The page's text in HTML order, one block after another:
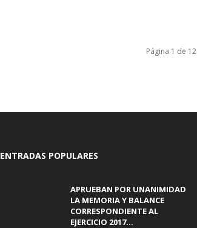
Página 1 de 12
ENTRADAS POPULARES
APRUEBAN POR UNANIMIDAD
LA MEMORIA Y BALANCE
CORRESPONDIENTE AL
EJERCICIO 2017...